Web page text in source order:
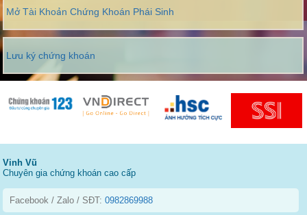
Mở Tài Khoản Chứng Khoán Phái Sinh
Lưu ký chứng khoán
Vinh Vũ
Chuyên gia chứng khoán cao cấp
Facebook / Zalo / SĐT:0982869988